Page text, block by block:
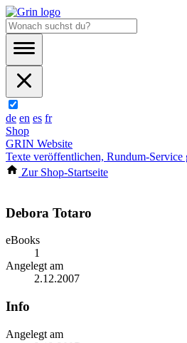
de en es fr
Shop
GRIN Website
Texte veröffentlichen, Rundum-Service
Zur Shop-Startseite
Debora Totaro
eBooks
1
Angelegt am
2.12.2007
Info
Angelegt am